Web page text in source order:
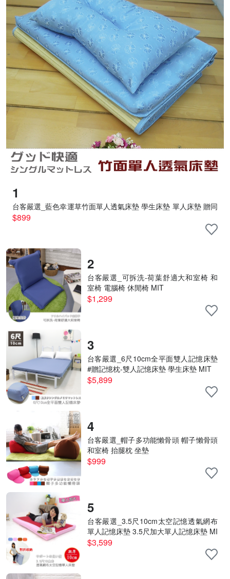
1
台客嚴選_藍色幸運草竹面單人透氣床墊 學生床墊 單人床墊 贈同
色記憶枕 MIT
$899
2
台客嚴選_可拆洗-荷葉舒適大和室椅 和
室椅 電腦椅 休閒椅 MIT
$1,299
3
台客嚴選_6尺10cm全平面雙人記憶床墊
#贈記憶枕-雙人記憶床墊 學生床墊 MIT
$5,899
4
台客嚴選_帽子多功能懶骨頭 帽子懶骨頭
和室椅 抬腿枕 坐墊
$999
5
台客嚴選_3.5尺10cm太空記憶透氣網布
單人記憶床墊 3.5尺加大單人記憶床墊 MI
T
$3,599